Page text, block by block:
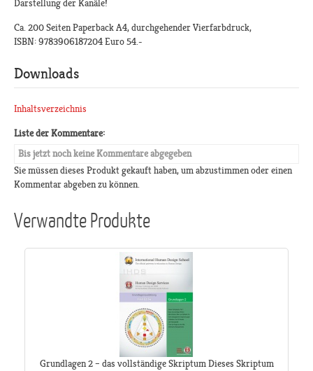
Darstellung der Kanäle!
Ca. 200 Seiten Paperback A4, durchgehender Vierfarbdruck,
ISBN: 9783906187204 Euro 54.-
Downloads
Inhaltsverzeichnis
Liste der Kommentare:
Bis jetzt noch keine Kommentare abgegeben
Sie müssen dieses Produkt gekauft haben, um abzustimmen oder einen
Kommentar abgeben zu können.
Verwandte Produkte
Grundlagen 2 – das vollständige Skriptum Dieses Skriptum